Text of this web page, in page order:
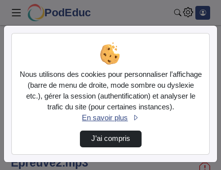
PodEduc
Epreuve2.mp3
Durée
00:54:988
100.00%
Epreuve2.mp3
Nous utilisons des cookies pour personnaliser l’affichage
(barre de menu de droite, mode sombre ou dyslexie
etc.), gérer la session (authentification) et analyser le
trafic du site (pour certaines instances).
En savoir plus
J’ai compris